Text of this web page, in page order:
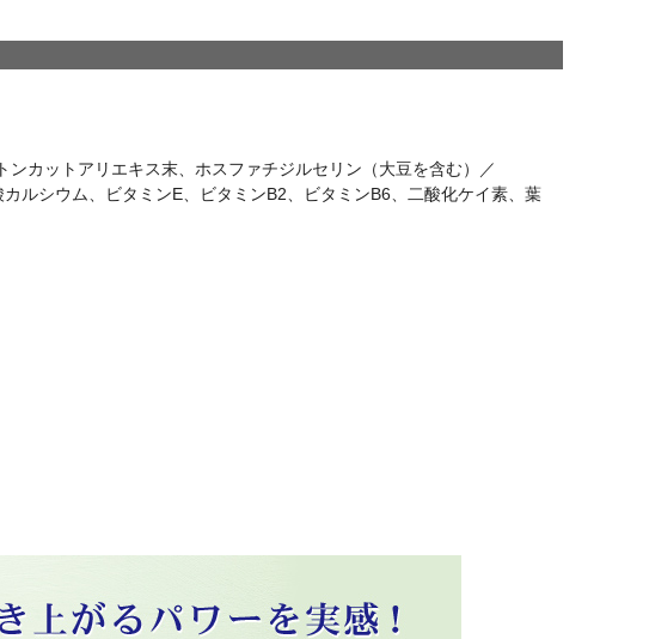
カットアリエキス末、ホスファチジルセリン（大豆を含む）／
ルシウム、ビタミンE、ビタミンB2、ビタミンB6、二酸化ケイ素、葉